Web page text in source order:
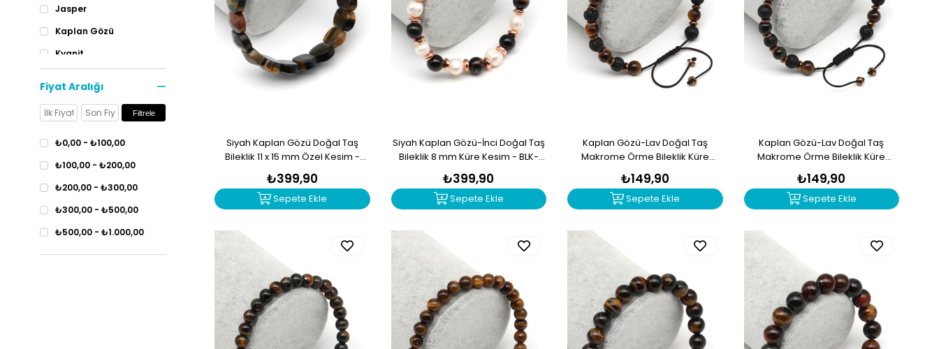
Jasper
Kaplan Gözü
Kyanit
Pembe Kuvars
Sedef
Sitrin
Turkuaz
Varisit
Yeşim
Fiyat Aralığı
Filtrele
₺0,00 - ₺100,00
₺100,00 - ₺200,00
₺200,00 - ₺300,00
₺300,00 - ₺500,00
₺500,00 - ₺1.000,00
Siyah Kaplan Gözü Doğal Taş
Bileklik 11 x 15 mm Özel Kesim -
BLK-2390
₺399,90
Sepete Ekle
Siyah Kaplan Gözü-İnci Doğal Taş
Bileklik 8 mm Küre Kesim - BLK-
2307
₺399,90
Sepete Ekle
Kaplan Gözü-Lav Doğal Taş
Makrome Örme Bileklik Küre
Kesim - BMK-682
₺149,90
Sepete Ekle
Kaplan Gözü-Lav Doğal Taş
Makrome Örme Bileklik Küre
Kesim - BMK-678
₺149,90
Sepete Ekle